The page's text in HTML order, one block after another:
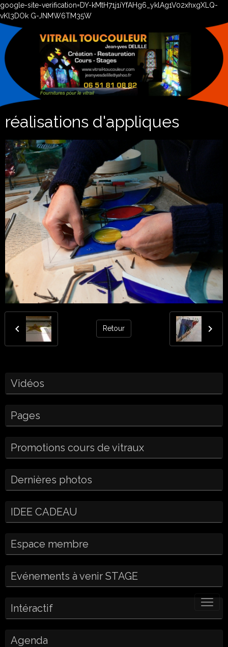
google-site-verification=DY-kMtH71j1iYfAHg6_yklAg1V02xhxgXLQ-
vKl3DOk G-JNMW6TM35W
réalisations d'appliques
Retour
Vidéos
Pages
Promotions cours de vitraux
Dernières photos
IDEE CADEAU
Espace membre
Evénements à venir STAGE
Intéractif
Agenda